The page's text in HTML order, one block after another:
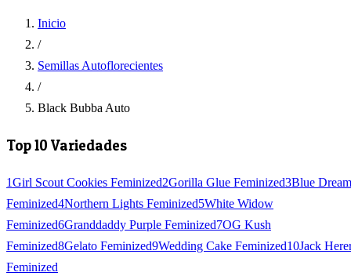
Inicio
/
Semillas Autoflorecientes
/
Black Bubba Auto
Top 10 Variedades
1Girl Scout Cookies Feminized2Gorilla Glue Feminized3Blue Dream
Feminized4Northern Lights Feminized5White Widow
Feminized6Granddaddy Purple Feminized7OG Kush
Feminized8Gelato Feminized9Wedding Cake Feminized10Jack
Feminized